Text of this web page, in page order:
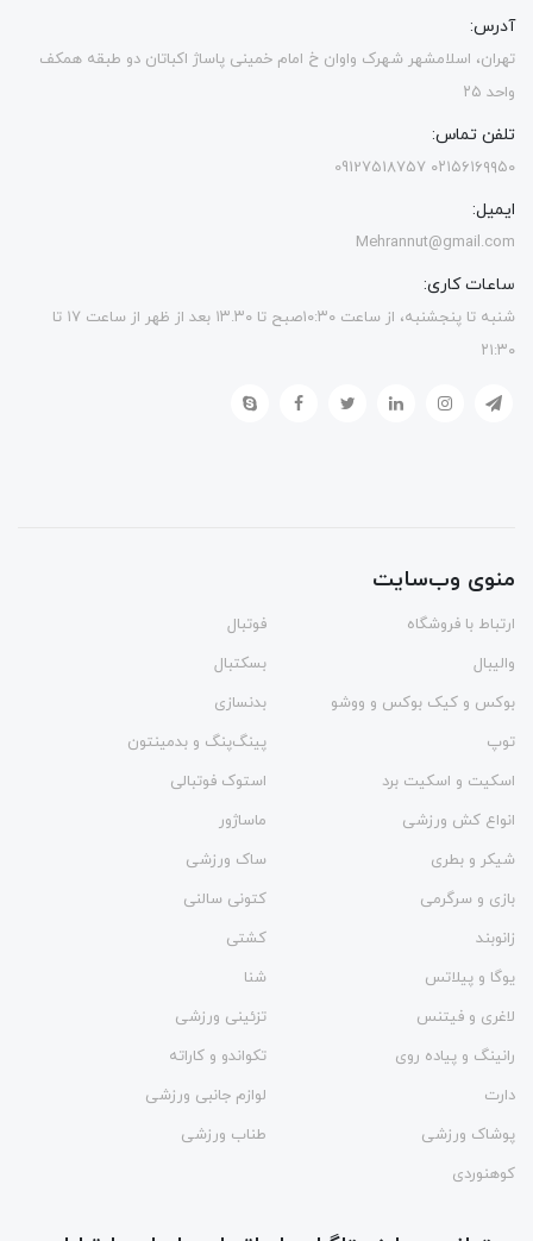
آدرس:
تهران، اسلامشهر شهرک واوان خ امام خمینی پاساژ اکباتان دو طبقه همکف
واحد ۲۵
تلفن تماس:
۰۲۱۵۶۱۶۹۹۵۰ 09127518757
ایمیل:
Mehrannut@gmail.com
ساعات کاری:
شنبه تا پنجشنبه، از ساعت ۱۰:۳۰صبح تا ۱۳.۳۰ بعد از ظهر از ساعت ۱۷ تا
۲۱:۳۰
منوی وب‌سایت
ارتباط با فروشگاه
فوتبال
والیبال
بسکتبال
بوکس و کیک بوکس و ووشو
بدنسازی
توپ
پینگ‌پنگ و بدمينتون
اسکیت و اسکیت برد
استوک فوتبالی
انواع کش ورزشی
ماساژور
شیکر و بطری
ساک ورزشی
بازی و سرگرمی
کتونی سالنی
زانوبند
کشتی
یوگا و پیلاتس
شنا
لاغری و فیتنس
تزئینی ورزشی
رانینگ و پیاده روی
تکواندو و کاراته
دارت
لوازم جانبی ورزشی
پوشاک ورزشی
طناب ورزشی
کوهنوردی